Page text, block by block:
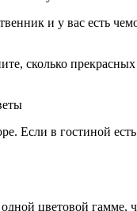
и у вас есть
сколько
Если в гостиной
цветовой гамме,